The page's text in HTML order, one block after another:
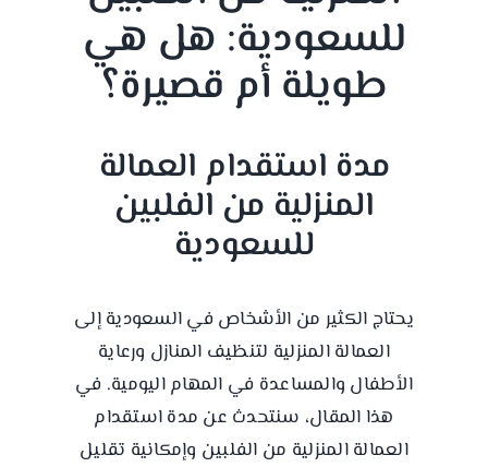
للسعودية: هل هي
طويلة أم قصيرة؟
مدة استقدام العمالة
المنزلية من الفلبين
للسعودية
يحتاج الكثير من الأشخاص في السعودية إلى
العمالة المنزلية لتنظيف المنازل ورعاية
الأطفال والمساعدة في المهام اليومية. في
هذا المقال، سنتحدث عن مدة استقدام
العمالة المنزلية من الفلبين وإمكانية تقليل